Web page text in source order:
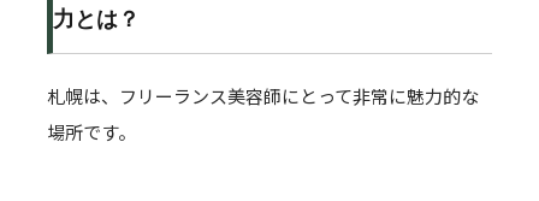
力とは？
札幌は、フリーランス美容師にとって非常に魅力的な
場所です。